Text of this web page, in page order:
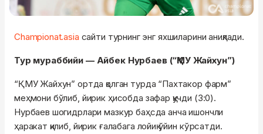
Championat.asia сайти турнинг энг яхшиларини аниқлади.
Тур мураббийи — Айбек Нурбаев (“ҚМУ Жайхун”)
“ҚМУ Жайхун” ортда қолган турда “Пахтакор фарм”
меҳмони бўлиб, йирик ҳисобда зафар қучди (3:0).
Нурбаев шогидрлари мазкур баҳсда анча ишончли
ҳаракат қилиб, йирик ғалабага лойиқ ўйин кўрсатди.